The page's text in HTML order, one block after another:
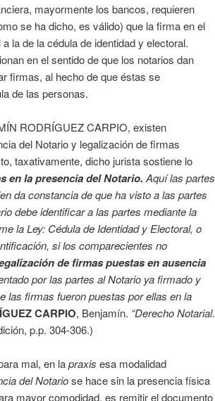
mayormente los bancos, requieren
se ha dicho, es válido) que la firma en el
la de la cédula de identidad y electoral.
en el sentido de que los notarios dan
firmas, al hecho de que éstas se
de las personas.
RODRÍGUEZ CARPIO, existen
del Notario y legalización de firmas
taxativamente, dicho jurista sostiene lo
en la presencia del Notario. Aquí las partes
da constancia de que ha visto a las partes
debe identificar a las partes mediante la
la Ley: Cédula de Identidad y Electoral, o
si los comparecientes no
de firmas puestas en ausencia
por las partes al Notario ya firmado y
las firmas fueron puestas por ellas en la
CARPIO, Benjamín. “Derecho Notarial.
p.p. 304-306.)
mal, en lapraxis esa modalidad
del Notariose hace sin la presencia física
mayor comodidad, es remitir el documento